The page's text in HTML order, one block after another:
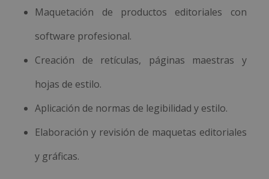
Maquetación de productos editoriales con
software profesional.
Creación de retículas, páginas maestras y
hojas de estilo.
Aplicación de normas de legibilidad y estilo.
Elaboración y revisión de maquetas editoriales
y gráficas.